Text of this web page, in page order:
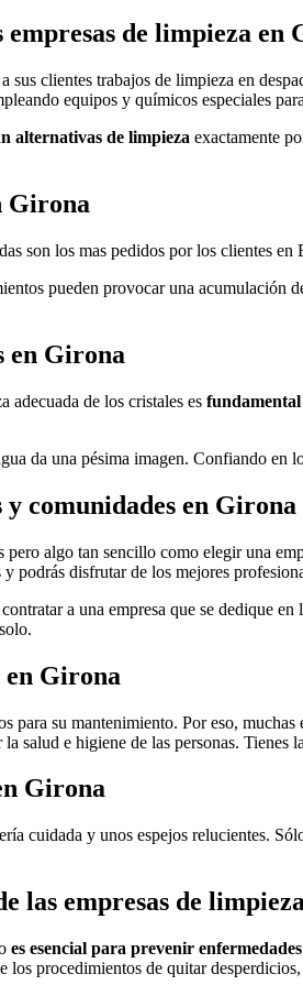
empresas de limpieza en
sus clientes trabajos de limpieza en
equipos y químicos especiales
alternativas de limpieza exactamente
Girona
son los mas pedidos por los clientes en
pueden provocar una acumulación
en Girona
adecuada de los cristales es fundamental
da una pésima imagen. Confiando en
comunidades en Girona
pero algo tan sencillo como elegir una
podrás disfrutar de los mejores
a una empresa que se dedique
en Girona
para su mantenimiento. Por eso,
salud e higiene de las personas.
Girona
cuidada y unos espejos relucientes.
las empresas de
es esencial para prevenir enfermedades
los procedimientos de quitar